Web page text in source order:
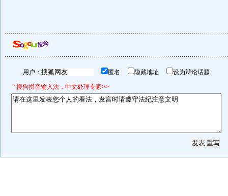
用户： 匿名 隐藏地址 设为辩论话题
*搜狗拼音输入法，中文处理专家>>